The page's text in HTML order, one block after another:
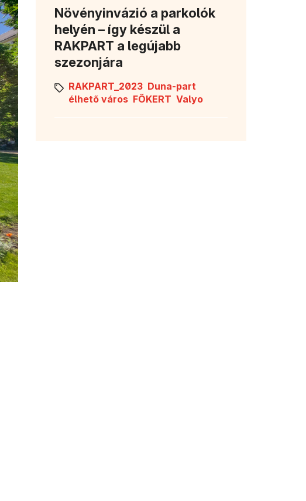
Növényinvázió a parkolók
helyén – így készül a
RAKPART a legújabb
szezonjára
RAKPART_2023 Duna-part
élhető város FŐKERT Valyo